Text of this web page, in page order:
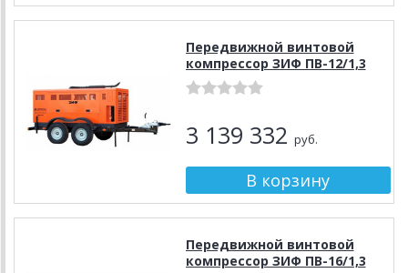
Передвижной винтовой
компрессор ЗИФ ПВ-12/1,3
3 139 332 руб.
Передвижной винтовой
компрессор ЗИФ ПВ-16/1,3